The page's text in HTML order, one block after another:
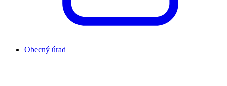
Obecný úrad